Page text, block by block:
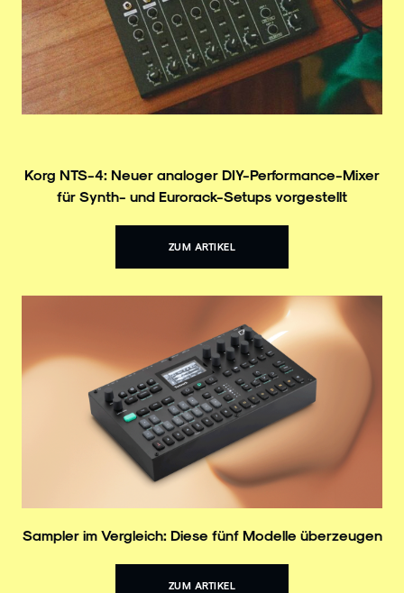
Korg NTS-4: Neuer analoger DIY-Performance-Mixer
für Synth- und Eurorack-Setups vorgestellt
ZUM ARTIKEL
Sampler im Vergleich: Diese fünf Modelle überzeugen
ZUM ARTIKEL